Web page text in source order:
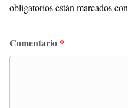
obligatorios están marcados con
Comentario *